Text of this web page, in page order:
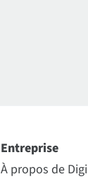
Entreprise
À propos de Digi